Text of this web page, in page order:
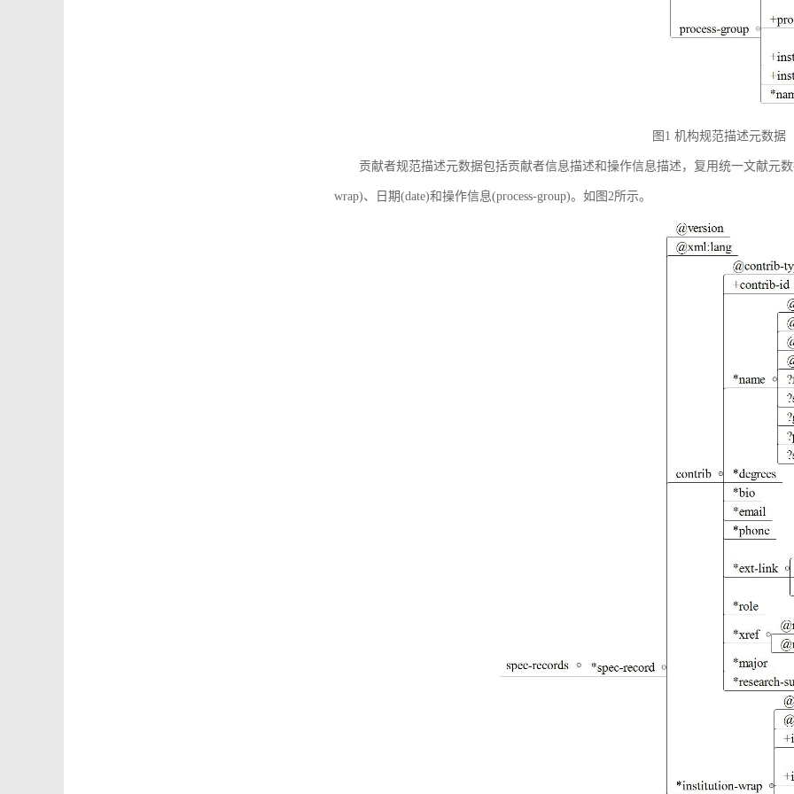
图1 机构规范描述元数据
贡献者规范描述元数据包括贡献者信息描述和操作信息描述，复用统一文献元
wrap)、日期(date)和操作信息(process-group)。如图2所示。